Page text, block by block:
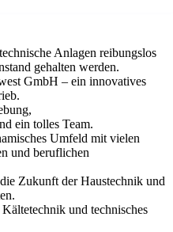
Anlagen reibungslos
gehalten werden.
GmbH – ein innovatives
ein tolles Team.
Umfeld mit vielen
und beruflichen
Zukunft der Haustechnik und
Kältetechnik und technisches